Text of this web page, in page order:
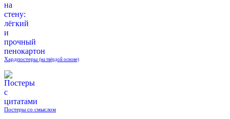
Хардпостеры (на твёрдой основе)
Постеры со смыслом